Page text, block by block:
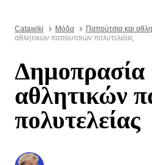
Catawiki Μόδα Παπούτσια και
αθλητικών παπουτσιών πολυτελείας
Δημοπρασία
αθλητικών
πολυτελείας